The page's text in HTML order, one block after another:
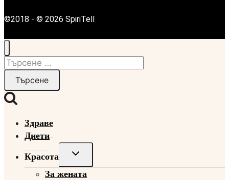
©2018 - © 2026 SpiriTell
Търсене
Здраве
Диети
Красота
Toggle
child
menu
За жената